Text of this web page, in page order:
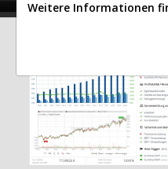
Weitere Informationen